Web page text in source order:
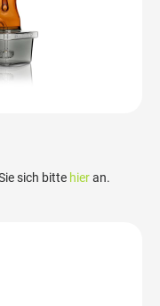
sich bitte hieran.